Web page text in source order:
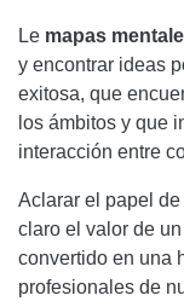
Le mapas
y encontrar ideas
exitosa, que
los ámbitos y que
interacción entre
Aclarar el papel
claro el valor de
convertido en una
profesionales de